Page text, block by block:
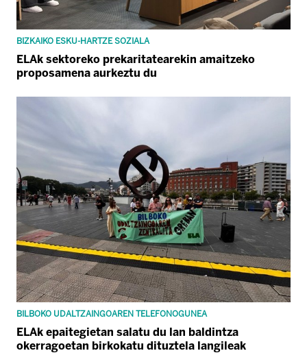
BIZKAIKO ESKU-HARTZE SOZIALA
ELAk sektoreko prekaritatearekin amaitzeko
proposamena aurkeztu du
BILBOKO UDALTZAINGOAREN TELEFONOGUNEA
ELAk epaitegietan salatu du lan baldintza
okerragoetan birkokatu dituztela langileak